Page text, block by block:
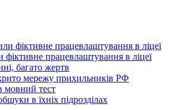
працевлаштування в ліцеї
багато жертв
мережу прихильників РФ
мовний тест
в їхніх підрозділах